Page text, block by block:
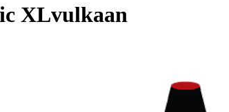
XLvulkaan